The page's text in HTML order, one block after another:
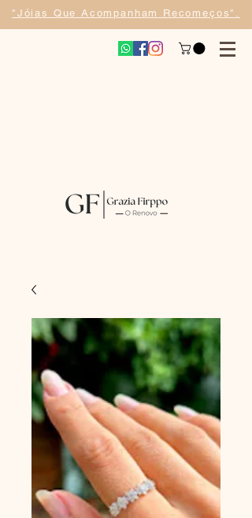
​"Jóias Que Acompanham Recomeços".